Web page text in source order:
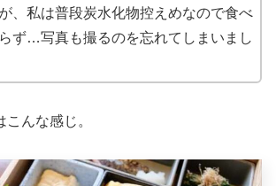
、私は普段炭水化物控えめなので食べ
ず…写真も撮るのを忘れてしまいまし
んな感じ。